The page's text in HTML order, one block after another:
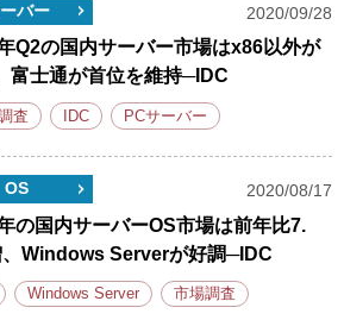
バー 2020/09/28
Q2の国内サーバー市場はx86以外が
富士通が首位を維持─IDC
査 IDC PCサーバー
OS 2020/08/17
の国内サーバーOS市場は前年比7.
Windows Serverが好調─IDC
Windows Server 市場調査